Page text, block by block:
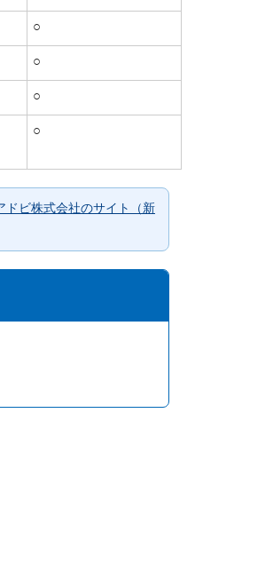
○
○
○
○
ドビ株式会社のサイト（新